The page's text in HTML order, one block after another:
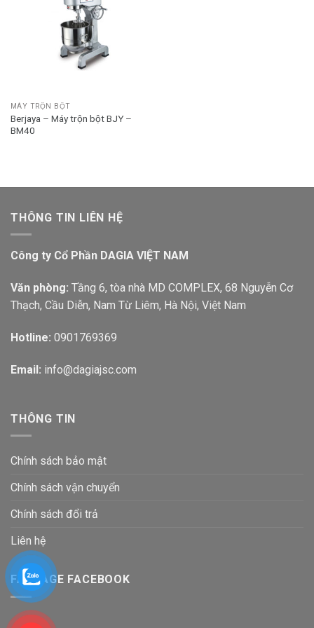
MÁY TRỘN BỘT
Berjaya – Máy trộn bột BJY –
BM40
THÔNG TIN LIÊN HỆ
Công ty Cổ Phần DAGIA VIỆT NAM
Văn phòng: Tầng 6, tòa nhà MD COMPLEX, 68 Nguyễn Cơ
Thạch, Cầu Diễn, Nam Từ Liêm, Hà Nội, Việt Nam
Hotline: 0901769369
Email: info@dagiajsc.com
THÔNG TIN
Chính sách bảo mật
Chính sách vận chuyển
Chính sách đổi trả
Liên hệ
FANPAGE FACEBOOK